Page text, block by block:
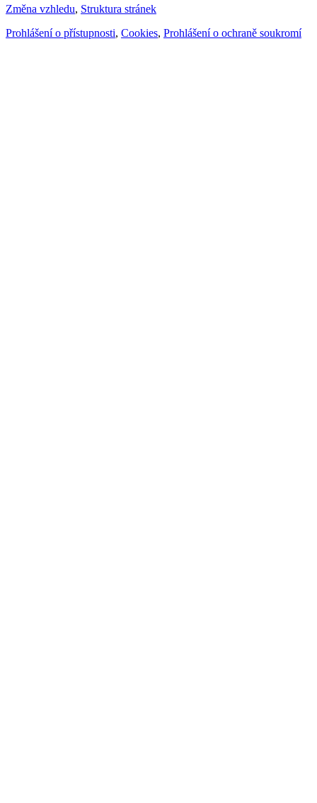
Změna vzhledu, Struktura stránek
Prohlášení o přístupnosti, Cookies, Prohlášení o ochraně soukromí